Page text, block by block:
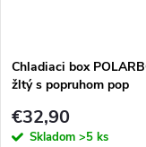
Chladiaci box
žltý s popruhom pop
€32,90
Skladom >5 ks